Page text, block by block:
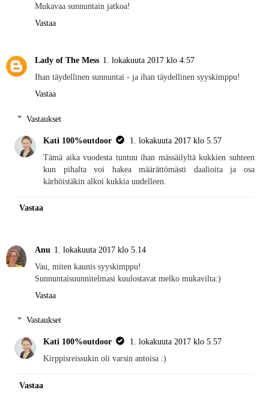
Mukavaa sunnuntain jatkoa!
Vastaa
Lady of The Mess 1. lokakuuta 2017 klo 4.57
Ihan täydellinen sunnuntai - ja ihan täydellinen syyskimppu!
Vastaa
Vastaukset
Kati 100%outdoor
1. lokakuuta 2017 klo 5.57
Tämä aika vuodesta tuntuu ihan mässäilyltä kukkien suhteen
kun pihalta voi hakea määrättömästi daalioita ja osa
kärhöistäkin alkoi kukkia uudelleen.
Vastaa
Anu 1. lokakuuta 2017 klo 5.14
Vau, miten kaunis syyskimppu!
Sunnuntaisuunnitelmasi kuulostavat melko mukavilta:)
Vastaa
Vastaukset
Kati 100%outdoor
1. lokakuuta 2017 klo 5.57
Kirppisreissukin oli varsin antoisa :)
Vastaa